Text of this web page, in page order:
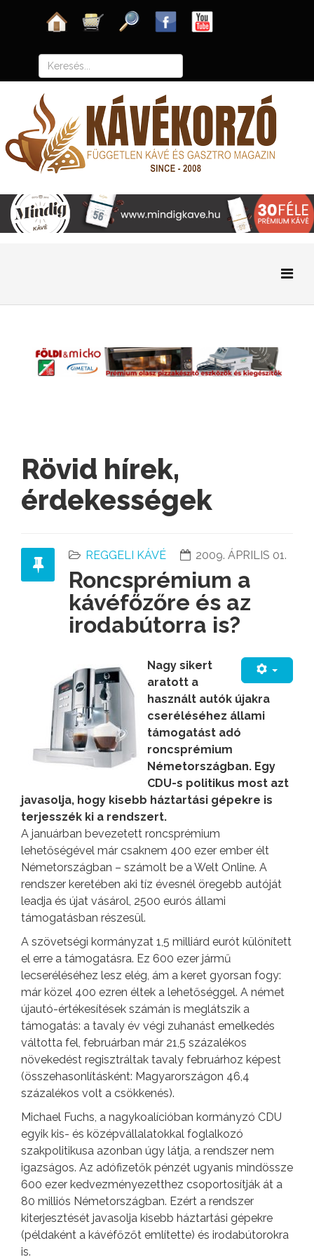
Rövid hírek,
érdekességek
REGGELI KÁVÉ 2009. ÁPRILIS 01.
Roncsprémium a
kávéfőzőre és az
irodabútorra is?
Nagy sikert
aratott a
használt autók újakra
cseréléséhez állami
támogatást adó
roncsprémium
Németországban. Egy
CDU-s politikus most azt
javasolja, hogy kisebb háztartási gépekre is
terjesszék ki a rendszert.
A januárban bevezetett roncsprémium
lehetőségével már csaknem 400 ezer ember élt
Németországban – számolt be a Welt Online. A
rendszer keretében aki tíz évesnél öregebb autóját
leadja és újat vásárol, 2500 eurós állami
támogatásban részesül.
A szövetségi kormányzat 1,5 milliárd eurót különített
el erre a támogatásra. Ez 600 ezer jármű
lecseréléséhez lesz elég, ám a keret gyorsan fogy:
már közel 400 ezren éltek a lehetőséggel. A német
újautó-értékesítések számán is meglátszik a
támogatás: a tavaly év végi zuhanást emelkedés
váltotta fel, februárban már 21,5 százalékos
növekedést regisztráltak tavaly februárhoz képest
(összehasonlításként: Magyarországon 46,4
százalékos volt a csökkenés).
Michael Fuchs, a nagykoalícióban kormányzó CDU
egyik kis- és középvállalatokkal foglalkozó
szakpolitikusa azonban úgy látja, a rendszer nem
igazságos. Az adófizetők pénzét ugyanis mindössze
600 ezer kedvezményezetthez csoportosítják át a
80 milliós Németországban. Ezért a rendszer
kiterjesztését javasolja kisebb háztartási gépekre
(példaként a kávéfőzőt említette) és irodabútorokra
is.